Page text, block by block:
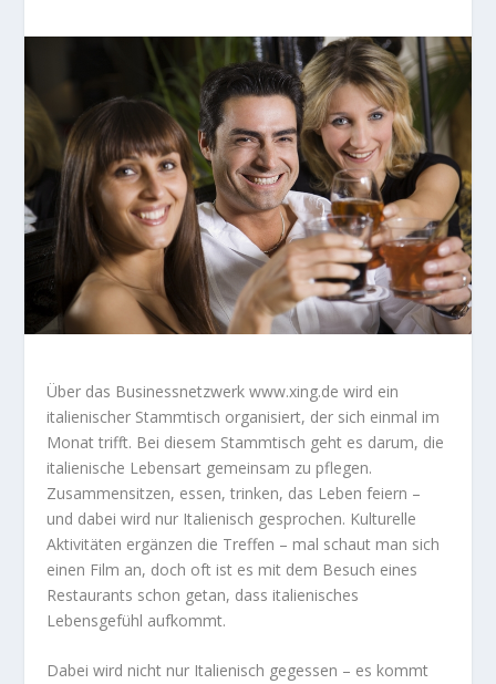
Über das Businessnetzwerk www.xing.de wird ein
italienischer Stammtisch organisiert, der sich einmal im
Monat trifft. Bei diesem Stammtisch geht es darum, die
italienische Lebensart gemeinsam zu pflegen.
Zusammensitzen, essen, trinken, das Leben feiern –
und dabei wird nur Italienisch gesprochen. Kulturelle
Aktivitäten ergänzen die Treffen – mal schaut man sich
einen Film an, doch oft ist es mit dem Besuch eines
Restaurants schon getan, dass italienisches
Lebensgefühl aufkommt.
Dabei wird nicht nur Italienisch gegessen – es kommt